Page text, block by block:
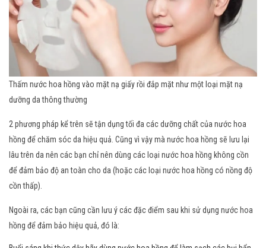
Thấm nước hoa hồng vào mặt nạ giấy rồi đắp mặt như một loại mặt nạ
dưỡng da thông thường
2 phương pháp kể trên sẽ tận dụng tối đa các dưỡng chất của nước hoa
hồng để chăm sóc da hiệu quả. Cũng vì vậy mà nước hoa hồng sẽ lưu lại
lâu trên da nên các bạn chỉ nên dùng các loại nước hoa hồng không cồn
để đảm bảo độ an toàn cho da (hoặc các loại nước hoa hồng có nồng độ
cồn thấp).
Ngoài ra, các bạn cũng cần lưu ý các đặc điểm sau khi sử dụng nước hoa
hồng để đảm bảo hiệu quả, đó là: